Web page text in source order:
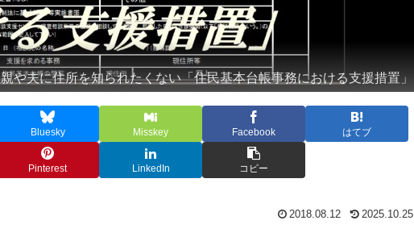
親や夫に住所を知られたくない「住民基本台帳事務における支援措置」
Bluesky Misskey Facebook はてブ
Pinterest LinkedIn コピー
2018.08.12 2025.10.25